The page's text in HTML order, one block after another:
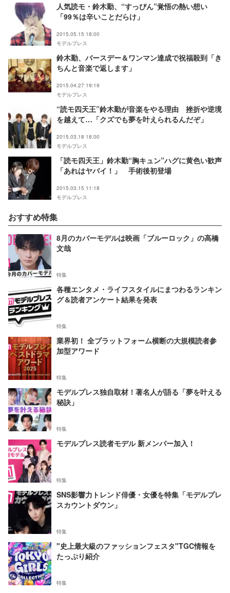
人気読モ・鈴木勤、“すっぴん”覚悟の熱い想い
「99％は辛いことだらけ」
2015.05.15 18:00
モデルプレス
鈴木勤、バースデー＆ワンマン達成で祝福殺到「き
ちんと音楽で返します」
2015.04.27 19:19
モデルプレス
“読モ四天王”鈴木勤が音楽をやる理由 挫折や逆境
を越えて…「クズでも夢を叶えられるんだぞ」
2015.03.18 18:00
モデルプレス
「読モ四天王」鈴木勤“胸キュン”ハグに黄色い歓声
「あれはヤバイ！」 手術後初登場
2015.03.15 11:18
モデルプレス
おすすめ特集
8月のカバーモデルは映画「ブルーロック」の高橋
文哉
特集
各種エンタメ・ライフスタイルにまつわるランキン
グ＆読者アンケート結果を発表
特集
業界初！ 全プラットフォーム横断の大規模読者参
加型アワード
特集
モデルプレス独自取材！著名人が語る「夢を叶える
秘訣」
特集
モデルプレス読者モデル 新メンバー加入！
特集
SNS影響力トレンド俳優・女優を特集「モデルプレ
スカウントダウン」
特集
"史上最大級のファッションフェスタ"TGC情報を
たっぷり紹介
特集